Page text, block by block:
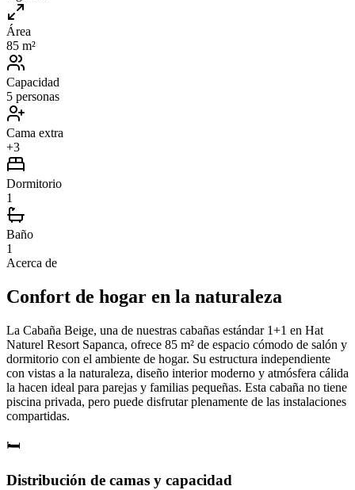
Área
85 m²
Capacidad
5 personas
Cama extra
+3
Dormitorio
1
Baño
1
Acerca de
Confort de hogar en la naturaleza
La Cabaña Beige, una de nuestras cabañas estándar 1+1 en Hat
Naturel Resort Sapanca, ofrece 85 m² de espacio cómodo de salón y
dormitorio con el ambiente de hogar. Su estructura independiente
con vistas a la naturaleza, diseño interior moderno y atmósfera cálida
la hacen ideal para parejas y familias pequeñas. Esta cabaña no tiene
piscina privada, pero puede disfrutar plenamente de las instalaciones
compartidas.
🛏️
Distribución de camas y capacidad